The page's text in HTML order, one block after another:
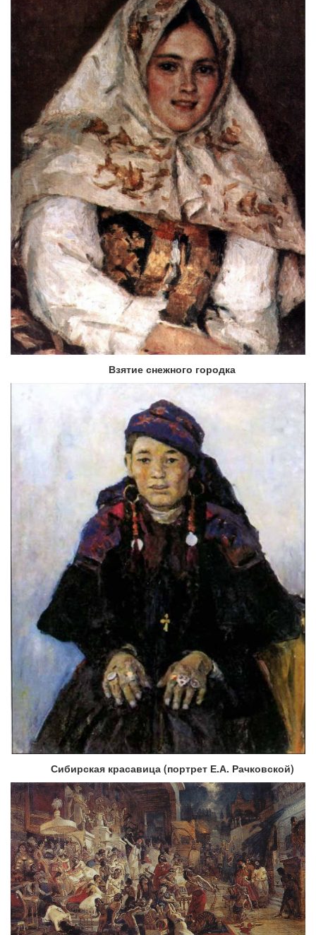
Взятие снежного городка
Сибирская красавица (портрет Е.А. Рачковской)